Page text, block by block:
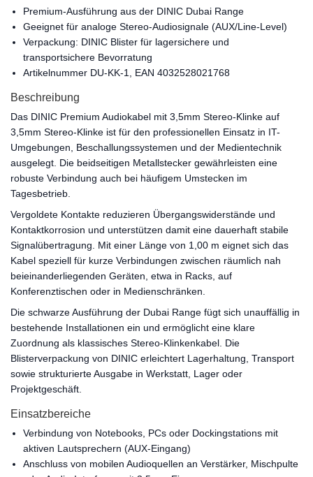
Premium-Ausführung aus der DINIC Dubai Range
Geeignet für analoge Stereo-Audiosignale (AUX/Line-Level)
Verpackung: DINIC Blister für lagersichere und
transportsichere Bevorratung
Artikelnummer DU-KK-1, EAN 4032528021768
Beschreibung
Das DINIC Premium Audiokabel mit 3,5mm Stereo-Klinke auf
3,5mm Stereo-Klinke ist für den professionellen Einsatz in IT-
Umgebungen, Beschallungssystemen und der Medientechnik
ausgelegt. Die beidseitigen Metallstecker gewährleisten eine
robuste Verbindung auch bei häufigem Umstecken im
Tagesbetrieb.
Vergoldete Kontakte reduzieren Übergangswiderstände und
Kontaktkorrosion und unterstützen damit eine dauerhaft stabile
Signalübertragung. Mit einer Länge von 1,00 m eignet sich das
Kabel speziell für kurze Verbindungen zwischen räumlich nah
beieinanderliegenden Geräten, etwa in Racks, auf
Konferenztischen oder in Medienschränken.
Die schwarze Ausführung der Dubai Range fügt sich unauffällig in
bestehende Installationen ein und ermöglicht eine klare
Zuordnung als klassisches Stereo-Klinkenkabel. Die
Blisterverpackung von DINIC erleichtert Lagerhaltung, Transport
sowie strukturierte Ausgabe in Werkstatt, Lager oder
Projektgeschäft.
Einsatzbereiche
Verbindung von Notebooks, PCs oder Dockingstations mit
aktiven Lautsprechern (AUX-Eingang)
Anschluss von mobilen Audioquellen an Verstärker, Mischpulte